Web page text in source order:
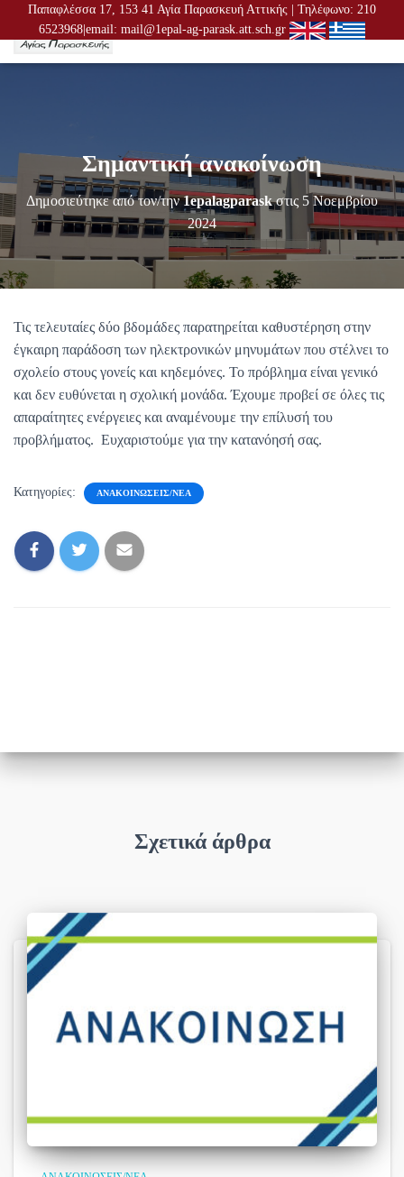
Παπαφλέσσα 17, 153 41 Αγία Παρασκευή Αττικής | Τηλέφωνο: 210
6523968|email: mail@1epal-ag-parask.att.sch.gr
Ν
Ή
Π
Λ
Ο
Ή
Σημαντική ανακοίνωση
Δημοσιεύτηκε από τον/την1epalagparaskστις 5 Νοεμβρίου
2024
Τις τελευταίες δύο βδομάδες παρατηρείται καθυστέρηση στην
έγκαιρη παράδοση των ηλεκτρονικών μηνυμάτων που στέλνει το
σχολείο στους γονείς και κηδεμόνες. Το πρόβλημα είναι γενικό
και δεν ευθύνεται η σχολική μονάδα. Έχουμε προβεί σε όλες τις
απαραίτητες ενέργειες και αναμένουμε την επίλυσή του
προβλήματος. Ευχαριστούμε για την κατανόησή σας.
Κατηγορίες: ΑΝΑΚΟΙΝΏΣΕΙΣ/ΝΈΑ
Σχετικά άρθρα